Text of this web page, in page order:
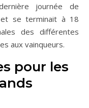
journée de
se terminait à 18
des différentes
aux vainqueurs.
pour les